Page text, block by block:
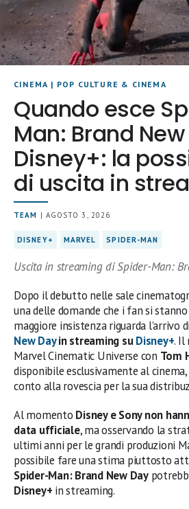
CINEMA | POP CULTURE & CINEMA
Quando esce
Man: Brand
Disney+: la
di uscita in
TEAM | AGOSTO 3, 2026
DISNEY+ MARVEL SPIDER-MAN
Uscita in streaming di Spider-Man:
Dopo il debutto nelle sale
una delle domande che i fan si
maggiore insistenza riguarda l’arrivo di
New Dayin streaming suDisney+. Il
Marvel Cinematic Universe con Tom
disponibile esclusivamente al
conto alla rovescia per la sua
Al momento Disney e Sony non
data ufficiale, ma osservando la
ultimi anni per le grandi produzioni
possibile fare una stima piuttosto
Spider-Man: Brand New Day
Disney+ in streaming.